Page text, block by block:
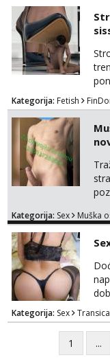
Kategorija: Fetish
Kategorija: Sex Muška
Kategorija: Sex
1 ...